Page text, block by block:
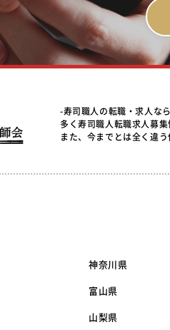
-寿司職人の転職・求人な
多く寿司職人転職求人募
また、今までとは全く違
神奈川県
富山県
山梨県